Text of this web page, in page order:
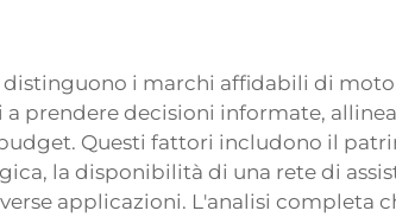
i marchi affidabili di
prendere decisioni informate,
Questi fattori includono il
la disponibilità di una rete di
applicazioni. L'analisi completa